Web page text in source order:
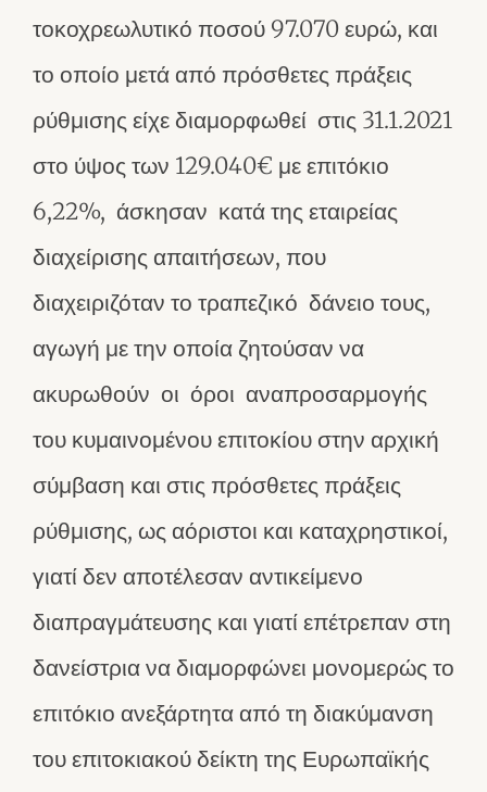
τοκοχρεωλυτικό ποσού 97.070 ευρώ, και
το οποίο μετά από πρόσθετες πράξεις
ρύθμισης είχε διαμορφωθεί στις 31.1.2021
στο ύψος των 129.040€ με επιτόκιο
6,22%, άσκησαν κατά της εταιρείας
διαχείρισης απαιτήσεων, που
διαχειριζόταν το τραπεζικό δάνειο τους,
αγωγή με την οποία ζητούσαν να
ακυρωθούν οι όροι αναπροσαρμογής
του κυμαινομένου επιτοκίου στην αρχική
σύμβαση και στις πρόσθετες πράξεις
ρύθμισης, ως αόριστοι και καταχρηστικοί,
γιατί δεν αποτέλεσαν αντικείμενο
διαπραγμάτευσης και γιατί επέτρεπαν στη
δανείστρια να διαμορφώνει μονομερώς το
επιτόκιο ανεξάρτητα από τη διακύμανση
του επιτοκιακού δείκτη της Ευρωπαϊκής